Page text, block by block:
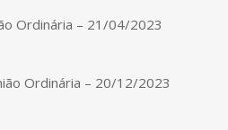
Ordinária – 21/04/2023
Ordinária – 20/12/2023